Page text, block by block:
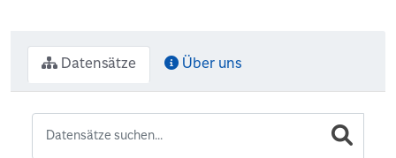
Datensätze Über uns